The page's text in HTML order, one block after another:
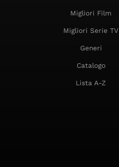
Migliori Film
Migliori Serie TV
Generi
Catalogo
Lista A-Z